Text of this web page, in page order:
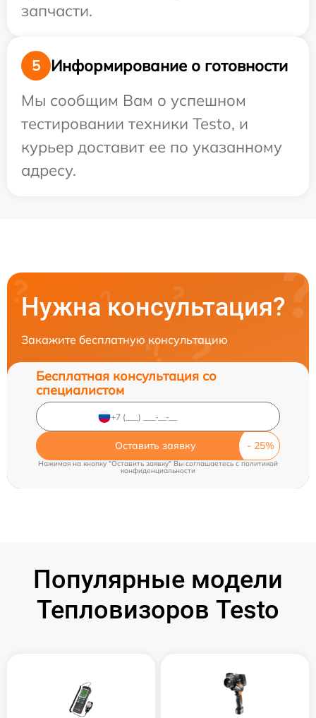
запчасти.
5
Информирование о готовности
Мы сообщим Вам о успешном
тестировании техники Testo, и
курьер доставит ее по указанному
адресу.
Нужна консультация?
Закажите бесплатную консультацию
Бесплатная консультация со
специалистом
Оставить заявку
Нажимая на кнопку "Оставить заявку" Вы соглашаетесь cполитикой
конфиденциальности
Популярные модели
Тепловизоров Testo